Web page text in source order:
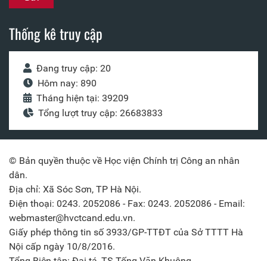
Thống kê truy cập
Đang truy cập: 20
Hôm nay: 890
Tháng hiện tại: 39209
Tổng lượt truy cập: 26683833
© Bản quyền thuộc về Học viện Chính trị Công an nhân
dân.
Địa chỉ: Xã Sóc Sơn, TP Hà Nội.
Điện thoại: 0243. 2052086 - Fax: 0243. 2052086 - Email:
webmaster@hvctcand.edu.vn.
Giấy phép thông tin số 3933/GP-TTĐT của Sở TTTT Hà
Nội cấp ngày 10/8/2016.